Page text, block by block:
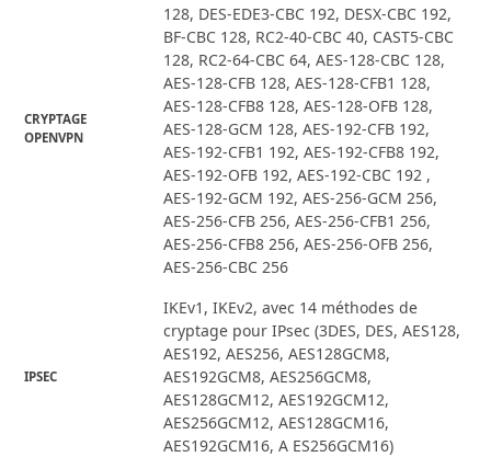
CRYPTAGE
OPENVPN
128, DES-EDE3-CBC 192, DESX-CBC 192,
BF-CBC 128, RC2-40-CBC 40, CAST5-CBC
128, RC2-64-CBC 64, AES-128-CBC 128,
AES-128-CFB 128, AES-128-CFB1 128,
AES-128-CFB8 128, AES-128-OFB 128,
AES-128-GCM 128, AES-192-CFB 192,
AES-192-CFB1 192, AES-192-CFB8 192,
AES-192-OFB 192, AES-192-CBC 192 ,
AES-192-GCM 192, AES-256-GCM 256,
AES-256-CFB 256, AES-256-CFB1 256,
AES-256-CFB8 256, AES-256-OFB 256,
AES-256-CBC 256
IPSEC
IKEv1, IKEv2, avec 14 méthodes de
cryptage pour IPsec (3DES, DES, AES128,
AES192, AES256, AES128GCM8,
AES192GCM8, AES256GCM8,
AES128GCM12, AES192GCM12,
AES256GCM12, AES128GCM16,
AES192GCM16, A ES256GCM16)